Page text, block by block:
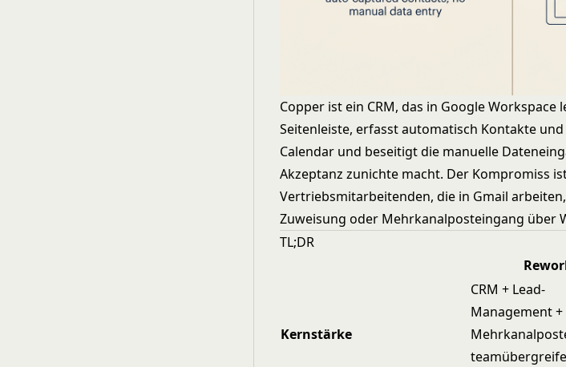
Copper ist ein CRM, das in Google Workspace
Seitenleiste, erfasst automatisch Kontakte
Calendar und beseitigt die manuelle
Akzeptanz zunichte macht. Der Kompromiss
Vertriebsmitarbeitenden, die in Gmail
Zuweisung oder Mehrkanalposteingang über
TL;DR
Kernstärke
CRM + Lead-
Management +